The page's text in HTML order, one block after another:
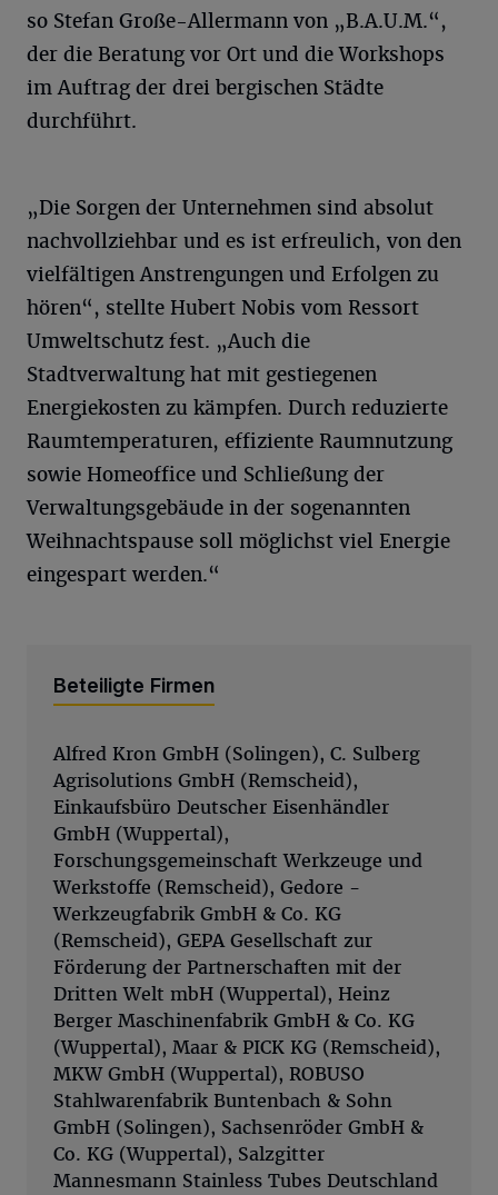
so Stefan Große-Allermann von „B.A.U.M.“,
der die Beratung vor Ort und die Workshops
im Auftrag der drei bergischen Städte
durchführt.
„Die Sorgen der Unternehmen sind absolut
nachvollziehbar und es ist erfreulich, von den
vielfältigen Anstrengungen und Erfolgen zu
hören“, stellte Hubert Nobis vom Ressort
Umweltschutz fest. „Auch die
Stadtverwaltung hat mit gestiegenen
Energiekosten zu kämpfen. Durch reduzierte
Raumtemperaturen, effiziente Raumnutzung
sowie Homeoffice und Schließung der
Verwaltungsgebäude in der sogenannten
Weihnachtspause soll möglichst viel Energie
eingespart werden.“
Beteiligte Firmen
Alfred Kron GmbH (Solingen), C. Sulberg
Agrisolutions GmbH (Remscheid),
Einkaufsbüro Deutscher Eisenhändler
GmbH (Wuppertal),
Forschungsgemeinschaft Werkzeuge und
Werkstoffe (Remscheid), Gedore -
Werkzeugfabrik GmbH & Co. KG
(Remscheid), GEPA Gesellschaft zur
Förderung der Partnerschaften mit der
Dritten Welt mbH (Wuppertal), Heinz
Berger Maschinenfabrik GmbH & Co. KG
(Wuppertal), Maar & PICK KG (Remscheid),
MKW GmbH (Wuppertal), ROBUSO
Stahlwarenfabrik Buntenbach & Sohn
GmbH (Solingen), Sachsenröder GmbH &
Co. KG (Wuppertal), Salzgitter
Mannesmann Stainless Tubes Deutschland